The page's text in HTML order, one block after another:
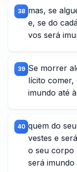
38 mas, se
e, se do
vos será
39 Se morrer
lícito comer,
imundo até
40 quem do
vestes e
o seu corpo
será imundo